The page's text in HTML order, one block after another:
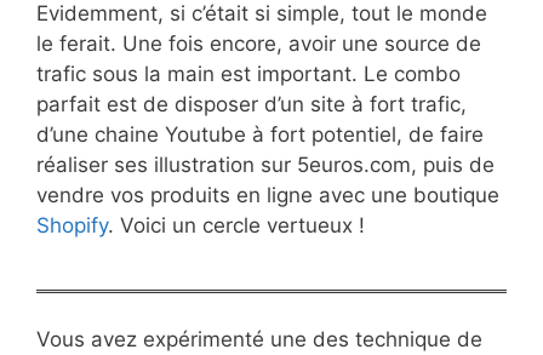
Evidemment, si c’était si simple, tout le monde
le ferait. Une fois encore, avoir une source de
trafic sous la main est important. Le combo
parfait est de disposer d’un site à fort trafic,
d’une chaine Youtube à fort potentiel, de faire
réaliser ses illustration sur 5euros.com, puis de
vendre vos produits en ligne avec une boutique
Shopify. Voici un cercle vertueux !
Vous avez expérimenté une des technique de